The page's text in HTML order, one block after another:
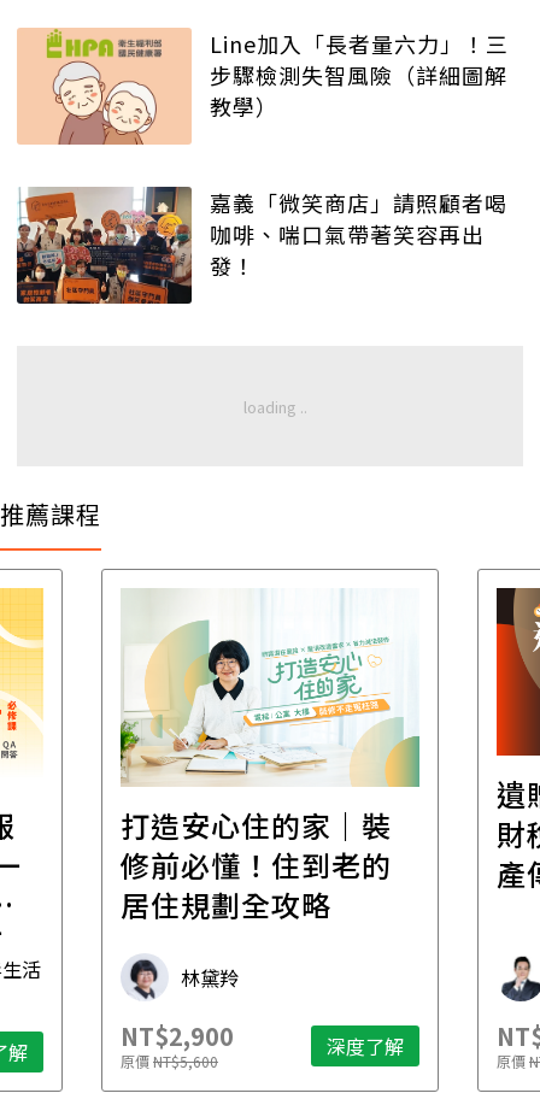
Line加入「長者量六力」！三
步驟檢測失智風險（詳細圖解
教學）
嘉義「微笑商店」請照顧者喝
咖啡、喘口氣帶著笑容再出
發！
推薦課程
活
解
打造安心住的家｜裝
修前必懂！住到老的
居住規劃全攻略
林黛羚
NT$2,900
原價NT$5,600 深度了解
遺
財
產
原價